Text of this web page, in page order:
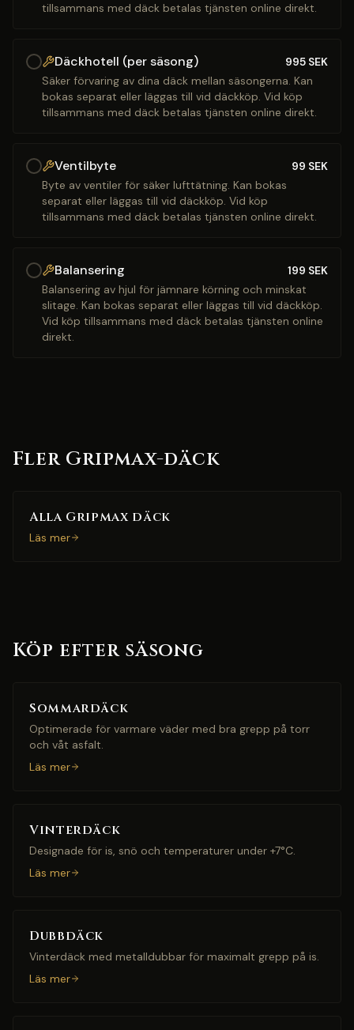
tillsammans med däck betalas tjänsten online direkt.
Däckhotell (per säsong) 995 SEK
Säker förvaring av dina däck mellan säsongerna. Kan
bokas separat eller läggas till vid däckköp. Vid köp
tillsammans med däck betalas tjänsten online direkt.
Ventilbyte 99 SEK
Byte av ventiler för säker lufttätning. Kan bokas
separat eller läggas till vid däckköp. Vid köp
tillsammans med däck betalas tjänsten online direkt.
Balansering 199 SEK
Balansering av hjul för jämnare körning och minskat
slitage. Kan bokas separat eller läggas till vid däckköp.
Vid köp tillsammans med däck betalas tjänsten online
direkt.
Fler Gripmax-däck
Alla Gripmax däck
Läs mer
Köp efter säsong
Sommardäck
Optimerade för varmare väder med bra grepp på torr
och våt asfalt.
Läs mer
Vinterdäck
Designade för is, snö och temperaturer under +7°C.
Läs mer
Dubbdäck
Vinterdäck med metalldubbar för maximalt grepp på is.
Läs mer